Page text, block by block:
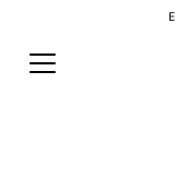
Ir directamente al